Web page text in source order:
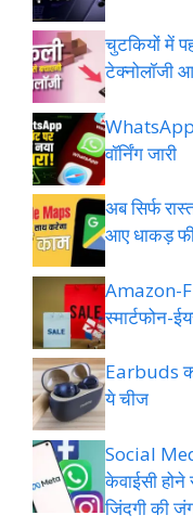
चुटकियों में
टेक्नोलॉजी
वॉर्निंग जारी
अब सिर्फ
आए धाकड़
Amazon-
स्मार्टफोन-
Earbuds
ये चीज
Social
केवाईसी
जिंदगी की